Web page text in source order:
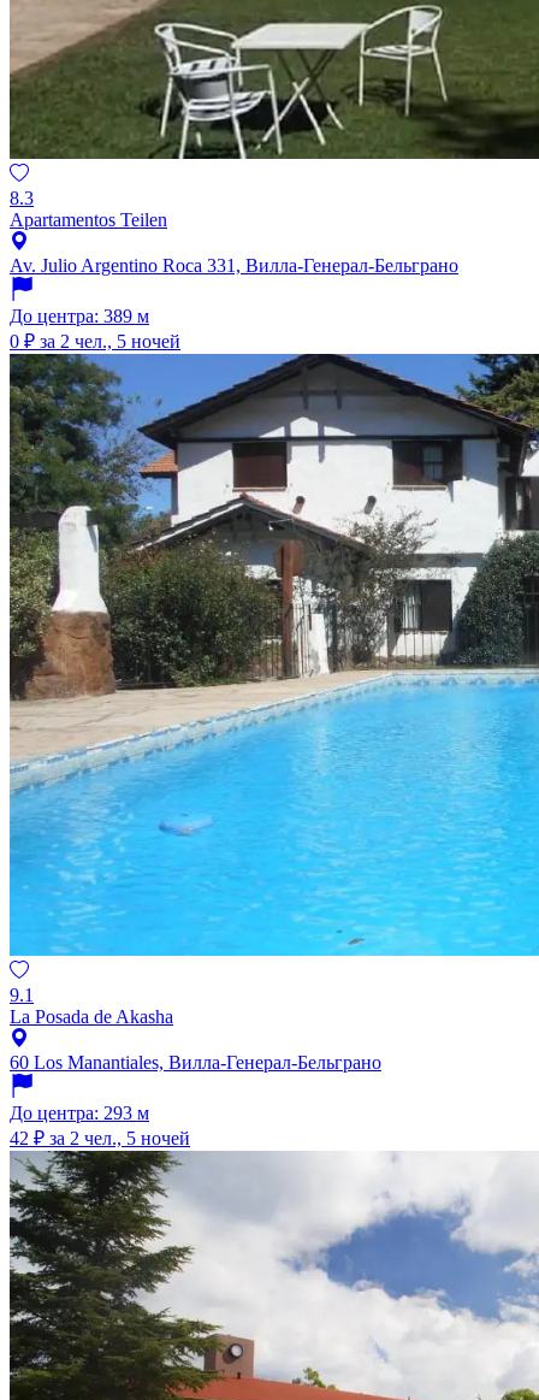
8.3
Apartamentos Teilen
Av. Julio Argentino Roca 331, Вилла-Генерал-Бельграно
До центра: 389 м
0 ₽ за 2 чел., 5 ночей
9.1
La Posada de Akasha
60 Los Manantiales, Вилла-Генерал-Бельграно
До центра: 293 м
42 ₽ за 2 чел., 5 ночей